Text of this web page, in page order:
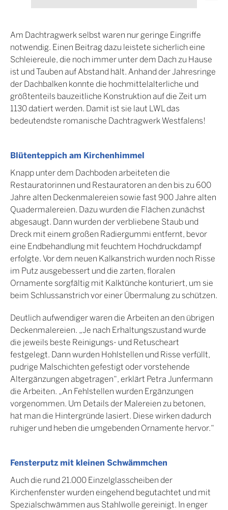
Am Dachtragwerk selbst waren nur geringe Eingriffe
notwendig. Einen Beitrag dazu leistete sicherlich eine
Schleiereule, die noch immer unter dem Dach zu Hause
ist und Tauben auf Abstand hält. Anhand der Jahresringe
der Dachbalken konnte die hochmittelalterliche und
größtenteils bauzeitliche Konstruktion auf die Zeit um
1130 datiert werden. Damit ist sie laut LWL das
bedeutendste romanische Dachtragwerk Westfalens!
Blütenteppich am Kirchenhimmel
Knapp unter dem Dachboden arbeiteten die
Restauratorinnen und Restauratoren an den bis zu 600
Jahre alten Deckenmalereien sowie fast 900 Jahre alten
Quadermalereien. Dazu wurden die Flächen zunächst
abgesaugt. Dann wurden der verbliebene Staub und
Dreck mit einem großen Radiergummi entfernt, bevor
eine Endbehandlung mit feuchtem Hochdruckdampf
erfolgte. Vor dem neuen Kalkanstrich wurden noch Risse
im Putz ausgebessert und die zarten, floralen
Ornamente sorgfältig mit Kalktünche konturiert, um sie
beim Schlussanstrich vor einer Übermalung zu schützen.
Deutlich aufwendiger waren die Arbeiten an den übrigen
Deckenmalereien. „Je nach Erhaltungszustand wurde
die jeweils beste Reinigungs- und Retuscheart
festgelegt. Dann wurden Hohlstellen und Risse verfüllt,
pudrige Malschichten gefestigt oder vorstehende
Altergänzungen abgetragen“, erklärt Petra Junfermann
die Arbeiten. „An Fehlstellen wurden Ergänzungen
vorgenommen. Um Details der Malereien zu betonen,
hat man die Hintergründe lasiert. Diese wirken dadurch
ruhiger und heben die umgebenden Ornamente hervor.“
Fensterputz mit kleinen Schwämmchen
Auch die rund 21.000 Einzelglasscheiben der
Kirchenfenster wurden eingehend begutachtet und mit
Spezialschwämmen aus Stahlwolle gereinigt. In enger